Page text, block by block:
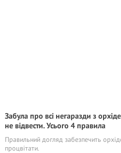
Забула про всі негаразди з
не відвести. Усього 4 правила
Правильний догляд забезпечить
процвітати.